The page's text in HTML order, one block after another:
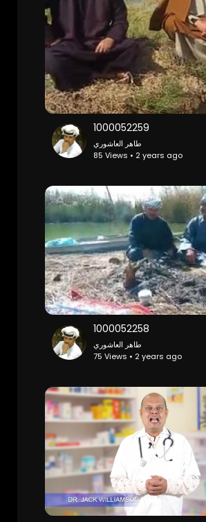
1000052259
طاهر العاشوري
85 Views • 2 years ago
1000052258
طاهر العاشوري
75 Views • 2 years ago